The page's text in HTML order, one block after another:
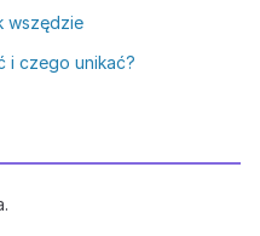
wszędzie
i czego unikać?